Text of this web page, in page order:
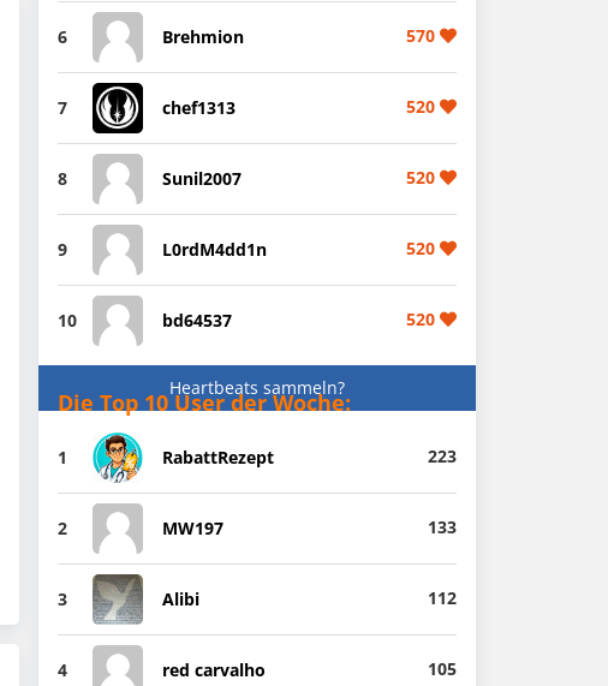
6 Brehmion 570
7 chef1313 520
8 Sunil2007 520
9 L0rdM4dd1n 520
10 bd64537 520
Heartbeats sammeln?
Die Top 10 User der Woche:
1 RabattRezept 223
2 MW197 133
3 Alibi 112
4 red carvalho 105